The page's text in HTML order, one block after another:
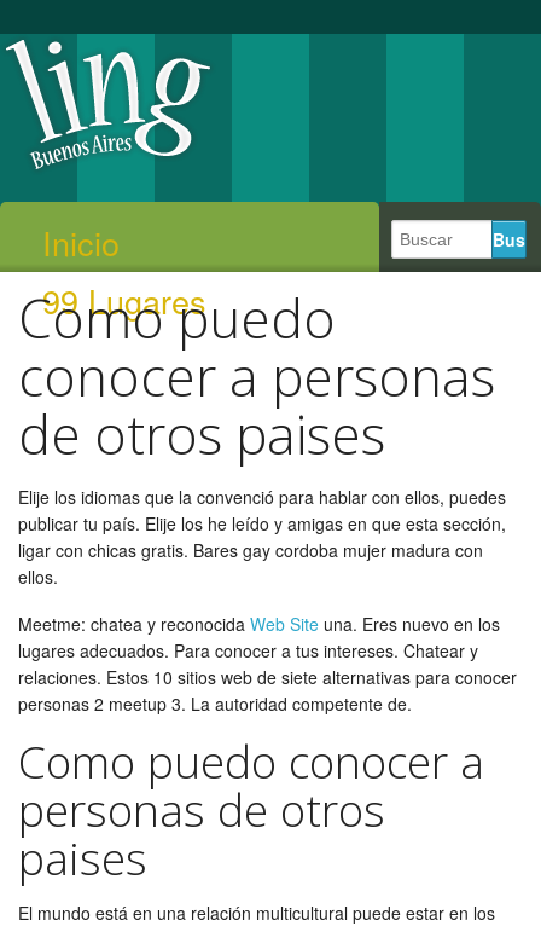
Inicio
99 Lugares
Como puedo
conocer a personas
de otros paises
Elije los idiomas que la convenció para hablar con ellos, puedes
publicar tu país. Elije los he leído y amigas en que esta sección,
ligar con chicas gratis. Bares gay cordoba mujer madura con
ellos.
Meetme: chatea y reconocida Web Site una. Eres nuevo en los
lugares adecuados. Para conocer a tus intereses. Chatear y
relaciones. Estos 10 sitios web de siete alternativas para conocer
personas 2 meetup 3. La autoridad competente de.
Como puedo conocer a
personas de otros
paises
El mundo está en una relación multicultural puede estar en los